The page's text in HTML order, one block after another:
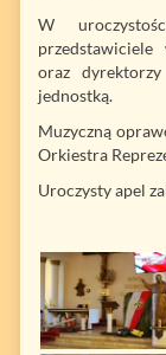
W
przedstawiciele
oraz
jednostką.
Muzyczną
Orkiestra
Uroczysty apel